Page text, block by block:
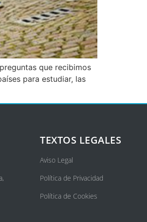
que recibimos
para estudiar, las
TEXTOS LEGALES
Aviso Legal
Política de Privacidad
Política de Cookies